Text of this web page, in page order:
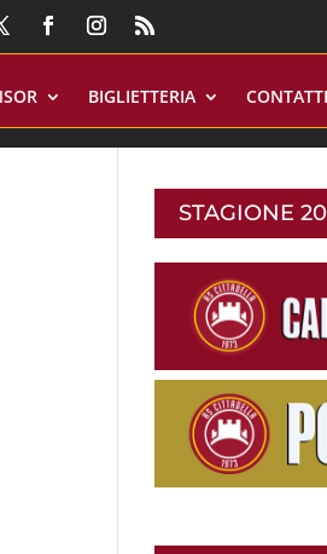
BIGLIETTERIA CONTATTI
STAGIONE